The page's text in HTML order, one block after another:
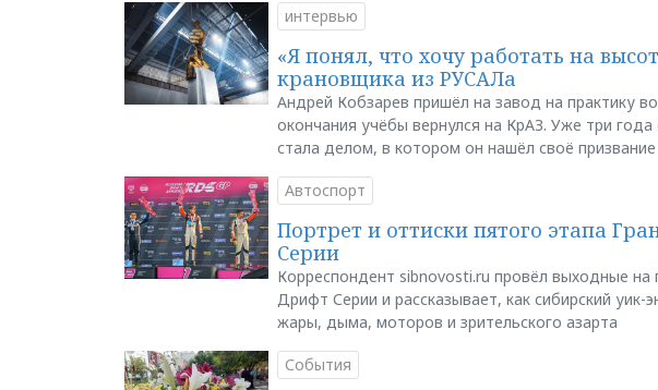
интервью
«Я понял, что хочу работать на
крановщика из РУСАЛа
Андрей Кобзарев пришёл на завод на практику
окончания учёбы вернулся на КрАЗ. Уже три
стала делом, в котором он нашёл своё призвание
Автоспорт
Портрет и оттиски пятого этапа
Серии
Корреспондент sibnovosti.ru провёл выходные на
Дрифт Серии и рассказывает, как сибирский уик-
жары, дыма, моторов и зрительского азарта
События